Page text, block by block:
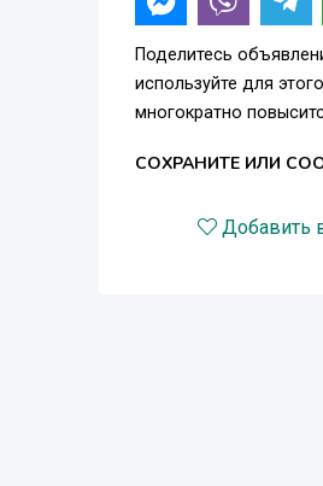
Поделитесь
используйте для
многократно
СОХРАНИТЕ ИЛИ
Добавить